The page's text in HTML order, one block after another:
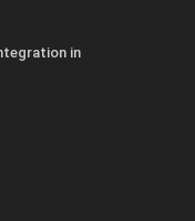
in